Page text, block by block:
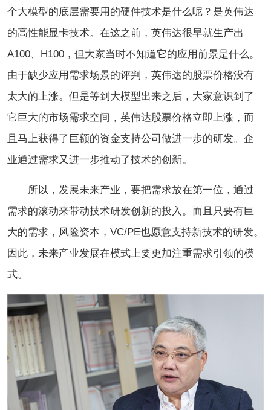
个大模型的底层需要用的硬件技术是什么呢？是英伟达
的高性能显卡技术。在这之前，英伟达很早就生产出
A100、H100，但大家当时不知道它的应用前景是什么。
由于缺少应用需求场景的评判，英伟达的股票价格没有
太大的上涨。但是等到大模型出来之后，大家意识到了
它巨大的市场需求空间，英伟达股票价格立即上涨，而
且马上获得了巨额的资金支持公司做进一步的研发。企
业通过需求又进一步推动了技术的创新。
所以，发展未来产业，要把需求放在第一位，通过
需求的滚动来带动技术研发创新的投入。而且只要有巨
大的需求，风险资本，VC/PE也愿意支持新技术的研发。
因此，未来产业发展在模式上要更加注重需求引领的模
式。